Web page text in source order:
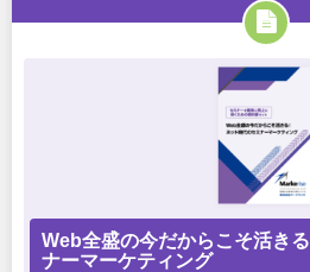
Web全盛の今だからこそ活き
ナーマーケティング